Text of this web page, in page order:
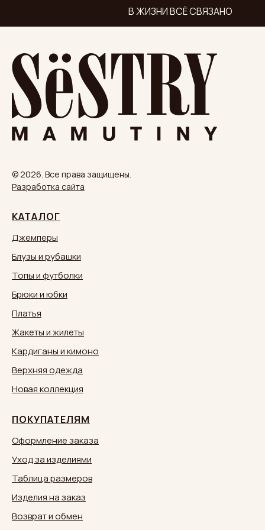
В ЖИЗНИ ВСЁ СВЯЗАНО
© 2026. Все права защищены.
Разработка сайта
КАТАЛОГ
Джемперы
Блузы и рубашки
Топы и футболки
Брюки и юбки
Платья
Жакеты и жилеты
Кардиганы и кимоно
Верхняя одежда
Новая коллекция
ПОКУПАТЕЛЯМ
Оформление заказа
Уход за изделиями
Таблица размеров
Изделия на заказ
Возврат и обмен